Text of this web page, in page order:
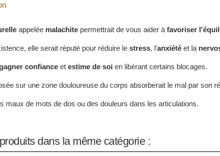
appelée malachitepermettrait de vous aider à favoriser
elle serait réputé pour réduire le stress, l'anxiétéet la
confianceet estime de soi en libérant certains blocages.
sur une zone douloureuse du corps absorberait le mal par son
maux de mots de dos ou des douleurs dans les articulations.
dans la même catégorie :